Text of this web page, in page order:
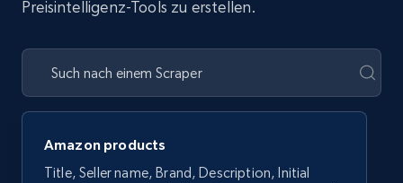
Preisintelligenz-Tools zu erstellen.
Amazon products
Title, Seller name, Brand, Description, Initial